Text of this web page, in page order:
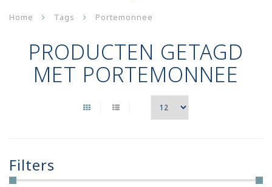
Home Tags Portemonnee
PRODUCTEN GETAGD
MET PORTEMONNEE
Filters